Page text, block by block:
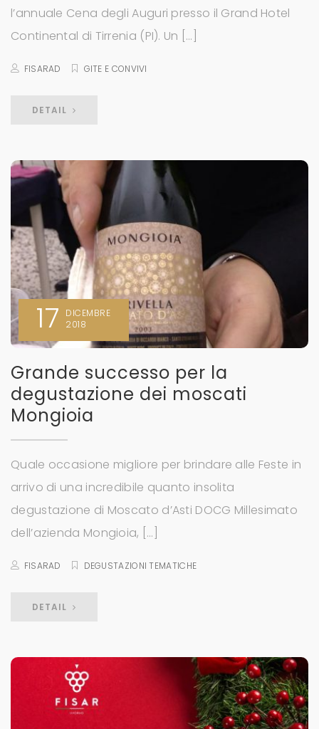
l’annuale Cena degli Auguri presso il Grand Hotel
Continental di Tirrenia (PI). Un […]
FISARAD GITE E CONVIVI
DETAIL
17
DICEMBRE
2018
Grande successo per la
degustazione dei moscati
Mongioia
Quale occasione migliore per brindare alle Feste in
arrivo di una incredibile quanto insolita
degustazione di Moscato d’Asti DOCG Millesimato
dell’azienda Mongioia, […]
FISARAD DEGUSTAZIONI TEMATICHE
DETAIL